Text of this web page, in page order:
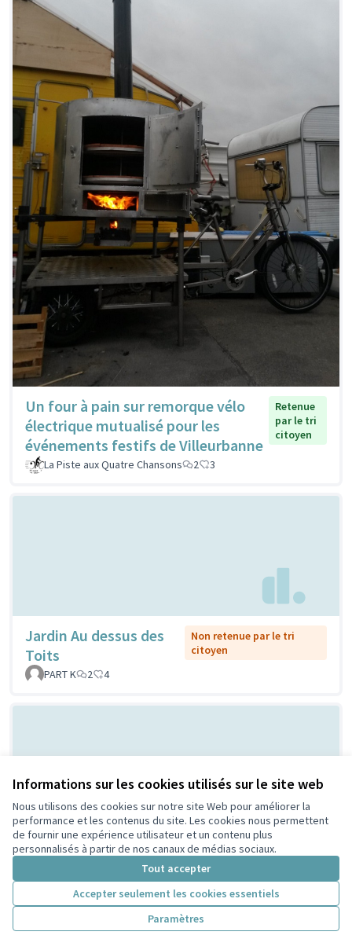
Informations sur les cookies utilisés sur le site web
Nous utilisons des cookies sur notre site Web pour améliorer la
performance et les contenus du site. Les cookies nous permettent
de fournir une expérience utilisateur et un contenu plus
personnalisés à partir de nos canaux de médias sociaux.
Tout accepter
Accepter seulement les cookies essentiels
Paramètres
Un four à pain sur remorque vélo
électrique mutualisé pour les
événements festifs de Villeurbanne
Retenue
par le tri
citoyen
La Piste aux Quatre Chansons 2 3
Jardin Au dessus des
Toits
Non retenue par le tri
citoyen
PART K
2 4
Création d'un parc à chien pour la
sécurité et la santé des enfants au
Parc Jacques Prévert
Non
retenue
citoyen
Piégay Bullion
1 1